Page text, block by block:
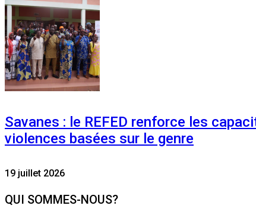
Savanes : le REFED renforce les
violences basées sur le genre
19 juillet 2026
QUI SOMMES-NOUS?